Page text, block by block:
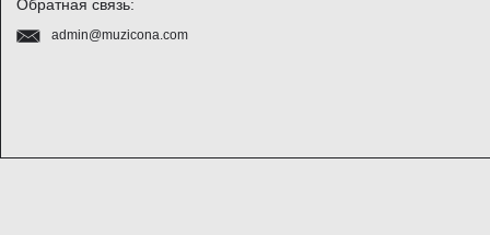
Обратная связь:
admin@muzicona.com